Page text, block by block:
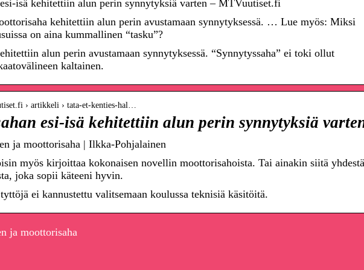
isä kehitettiin alun perin synnytyksiä varten – MTVuutiset.fi
kehitettiin alun perin avustamaan synnytyksessä. … Lue myös: Miksi
on aina kummallinen “tasku”?
alun perin avustamaan synnytyksessä. “Synnytyssaha” ei toki ollut
kaltainen.
› artikkeli › tata-et-kenties-hal…
esi-isä kehitettiin alun perin synnytyksiä
ja moottorisaha | Ilkka-Pohjalainen
myös kirjoittaa kokonaisen novellin moottorisahoista. Tai ainakin siitä yhdestä
joka sopii käteeni hyvin.
ei kannustettu valitsemaan koulussa teknisiä käsitöitä.
ja moottorisaha